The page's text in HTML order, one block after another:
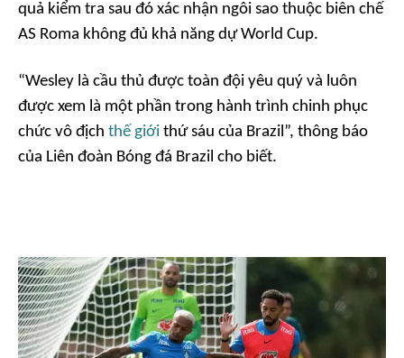
quả kiểm tra sau đó xác nhận ngôi sao thuộc biên chế
AS Roma không đủ khả năng dự World Cup.
“Wesley là cầu thủ được toàn đội yêu quý và luôn
được xem là một phần trong hành trình chinh phục
chức vô địch thế giới thứ sáu của Brazil”, thông báo
của Liên đoàn Bóng đá Brazil cho biết.